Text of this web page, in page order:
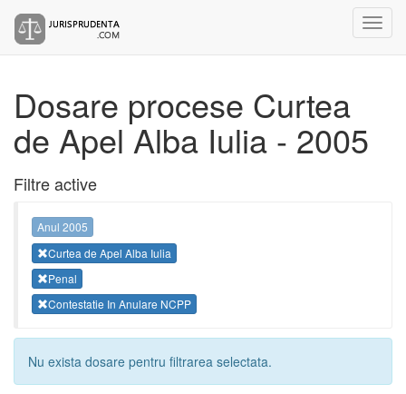
Dosare procese Curtea
de Apel Alba Iulia - 2005
Filtre active
Anul 2005
Curtea de Apel Alba Iulia
Penal
Contestatie In Anulare NCPP
Nu exista dosare pentru filtrarea selectata.